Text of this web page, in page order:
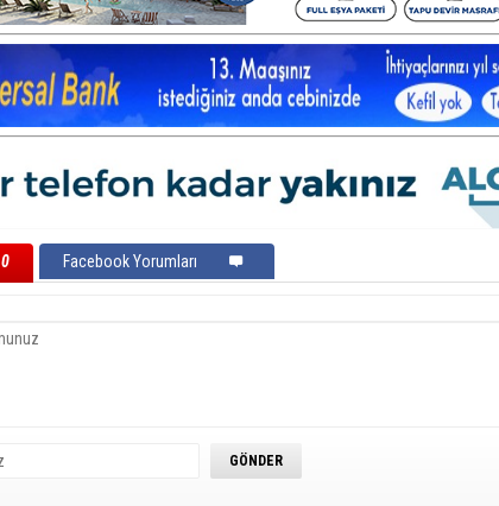
0 Facebook Yorumları